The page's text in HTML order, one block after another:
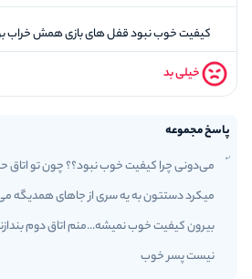
کیفیت خوب نبود قفل های بازی همش خراب
فضاسازی
بازیگردانی و اکت
برخورد پرسنل
خیلی بد
پاسخ مجموعه
می‌دونی چرا کیفیت خوب نبود؟؟ چون تو اتاق
میکرد دستتون به یه سری از جاهای همدیگه
بیرون کیفیت خوب نمیشه...منم اتاق دوم
نیست پسر خوب